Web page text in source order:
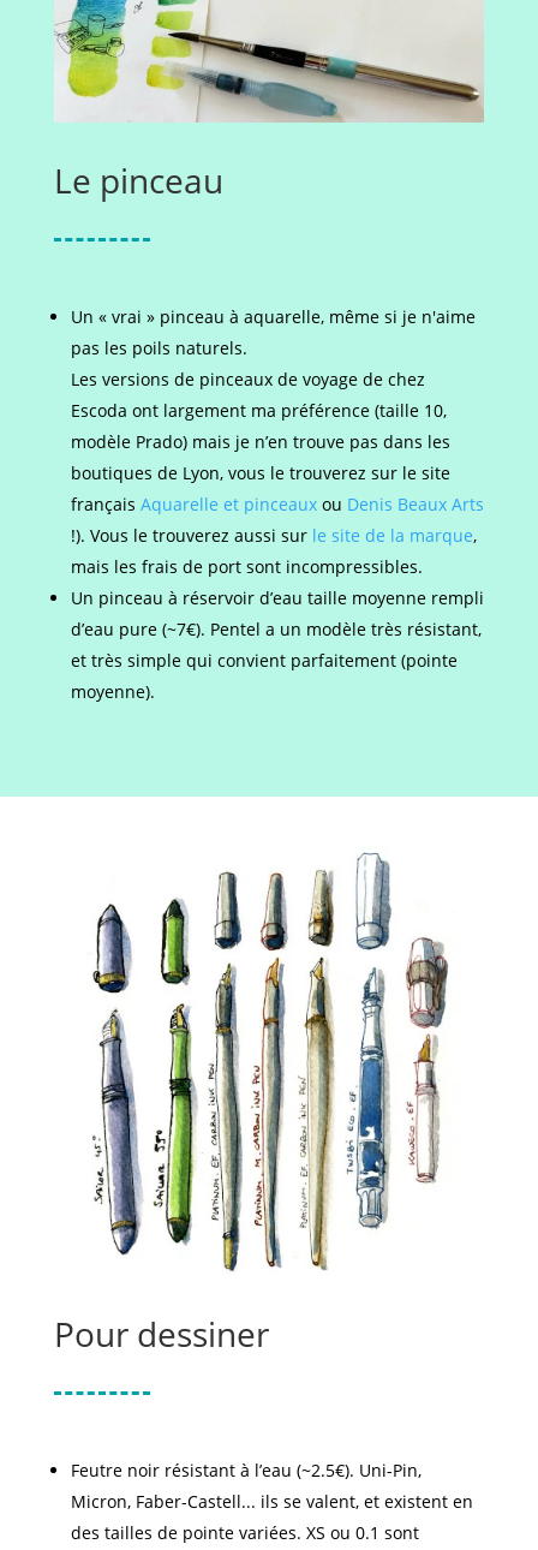
Le pinceau
Un « vrai » pinceau à aquarelle, même si je n'aime
pas les poils naturels.
Les versions de pinceaux de voyage de chez
Escoda ont largement ma préférence (taille 10,
modèle Prado) mais je n’en trouve pas dans les
boutiques de Lyon, vous le trouverez sur le site
français Aquarelle et pinceauxou Denis Beaux Arts
!). Vous le trouverez aussi sur le site de la marque,
mais les frais de port sont incompressibles.
Un pinceau à réservoir d’eau taille moyenne rempli
d’eau pure (~7€). Pentel a un modèle très résistant,
et très simple qui convient parfaitement (pointe
moyenne).
Pour dessiner
Feutre noir résistant à l’eau (~2.5€). Uni-Pin,
Micron, Faber-Castell... ils se valent, et existent en
des tailles de pointe variées. XS ou 0.1 sont